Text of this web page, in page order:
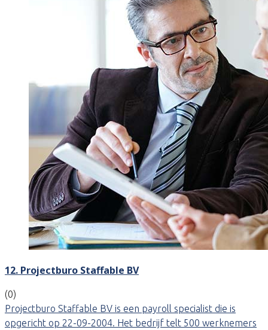
12. Projectburo Staffable BV
(0)
Projectburo Staffable BV is een payroll specialist die is
opgericht op 22-09-2004. Het bedrijf telt 500 werknemers